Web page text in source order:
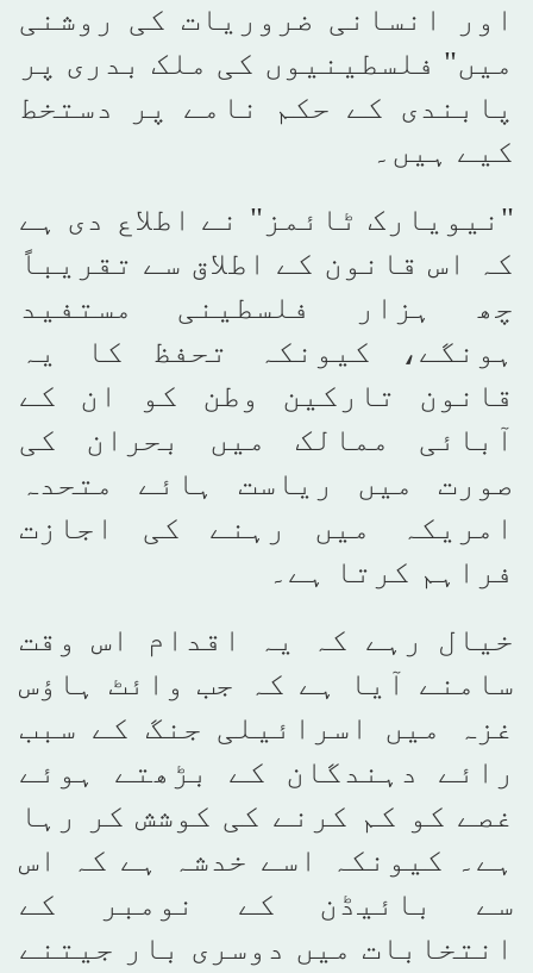
اور انسانی ضروریات کی روشنی
میں" فلسطینیوں کی ملک بدری پر
پابندی کے حکم نامے پر دستخط
کیے ہیں۔
"نیویارک ٹائمز" نے اطلاع دی ہے
کہ اس قانون کے اطلاق سے تقریباً
چھ ہزار فلسطینی مستفید
ہونگے، کیونکہ تحفظ کا یہ
قانون تارکین وطن کو ان کے
آبائی ممالک میں بحران کی
صورت میں ریاست ہائے متحدہ
امریکہ میں رہنے کی اجازت
فراہم کرتا ہے۔
خیال رہے کہ یہ اقدام اس وقت
سامنے آیا ہے کہ جب وائٹ ہاؤس
غزہ میں اسرائیلی جنگ کے سبب
رائے دہندگان کے بڑھتے ہوئے
غصے کو کم کرنے کی کوشش کر رہا
ہے۔ کیونکہ اسے خدشہ ہے کہ اس
سے بائیڈن کے نومبر کے
انتخابات میں دوسری بار جیتنے